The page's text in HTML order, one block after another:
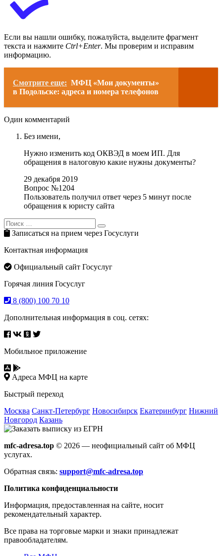
Если вы нашли ошибку, пожалуйста, выделите фрагмент
текста и нажмите Ctrl+Enter. Мы проверим и исправим
информацию.
Смотрите еще: МФЦ «Мои документы»
в Подольске: адреса и номера телефонов
Один комментарий
Без имени,
Нужно изменить код ОКВЭД в моем ИП. Для
обращения в налоговую какие нужны документы?
29 декабря 2019
Вопрос №1204
Пользователь получил ответ через 5 минут после
обращения к юристу сайта
Search
for:
Search
Записаться на прием через Госуслуги
Контактная информация
Официальный сайт Госуслуг
Горячая линия Госуслуг
8 (800) 100 70 10
Дополнительная информация в соц. сетях:
Мобильное приложение
Адреса МФЦ на карте
Быстрый переход
Москва Санкт-Петербург Новосибирск Екатеринбург Нижний
Новгород Казань
mfc-adresa.top © 2026 — неофициальный сайт об МФЦ
услугах.
Обратная связь: support@mfc-adresa.top
Политика конфиденциальности
Информация, предоставленная на сайте, носит
рекомендательный характер.
Все права на торговые марки и знаки принадлежат
правообладателям.